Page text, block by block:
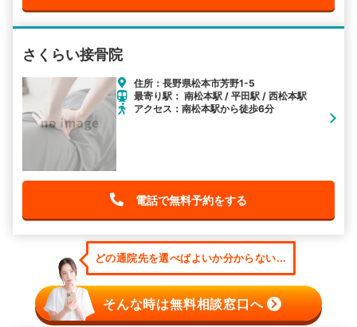
さくらい接骨院
住所：長野県松本市芳野1-5
最寄り駅： 南松本駅 / 平田駅 / 西松本駅
アクセス：南松本駅から徒歩6分
電話で無料予約をする
どの通院先を選べばよいか分からない...
そんな時は無料相談窓口へ